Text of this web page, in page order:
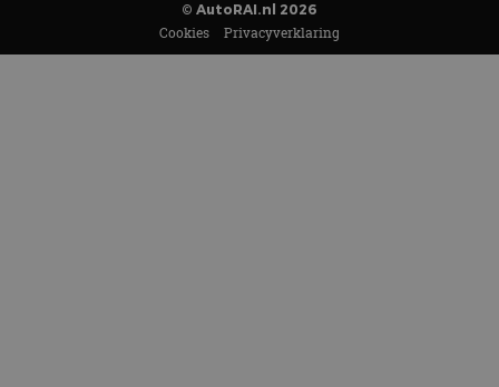
© AutoRAI.nl 2026
Cookies Privacyverklaring